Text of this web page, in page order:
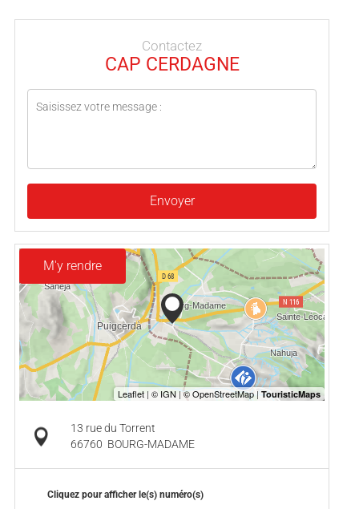
Contactez
CAP CERDAGNE
Envoyer
M'y rendre
13 rue du Torrent
66760 BOURG-MADAME
Cliquez pour afficher le(s) numéro(s)